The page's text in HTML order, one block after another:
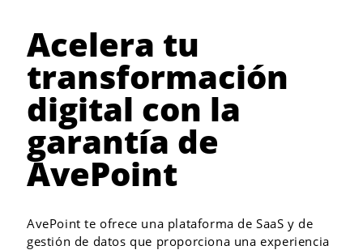
Acelera tu
transformación
digital con la
garantía de
AvePoint
AvePoint te ofrece una plataforma de SaaS y de
gestión de datos que proporciona una experiencia